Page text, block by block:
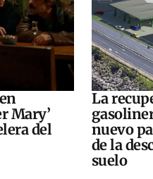
Mary’
del
La
nuevo
de la
suelo